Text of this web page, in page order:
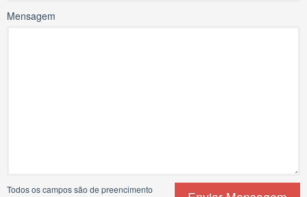
Mensagem
Todos os campos são de preencimento